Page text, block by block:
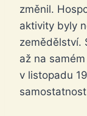
změnil.
aktivity byly
zemědělství.
až na
v listopadu